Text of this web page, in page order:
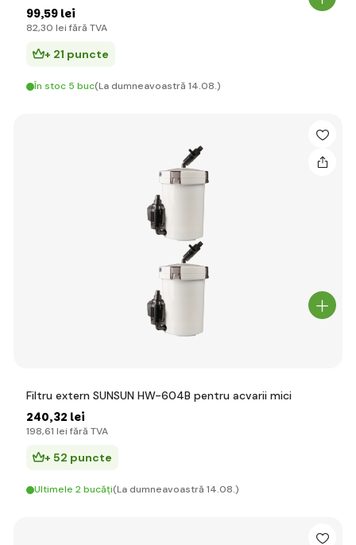
99,59 lei
82,30 lei fără TVA
+ 21 puncte
În stoc 5 buc(La dumneavoastră 14.08.)
Filtru extern SUNSUN HW-604B pentru acvarii mici
240,32 lei
198,61 lei fără TVA
+ 52 puncte
Ultimele 2 bucăți(La dumneavoastră 14.08.)